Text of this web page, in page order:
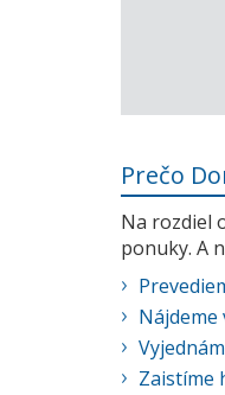
Prečo
Na rozdiel
ponuky. A
Zaistíme